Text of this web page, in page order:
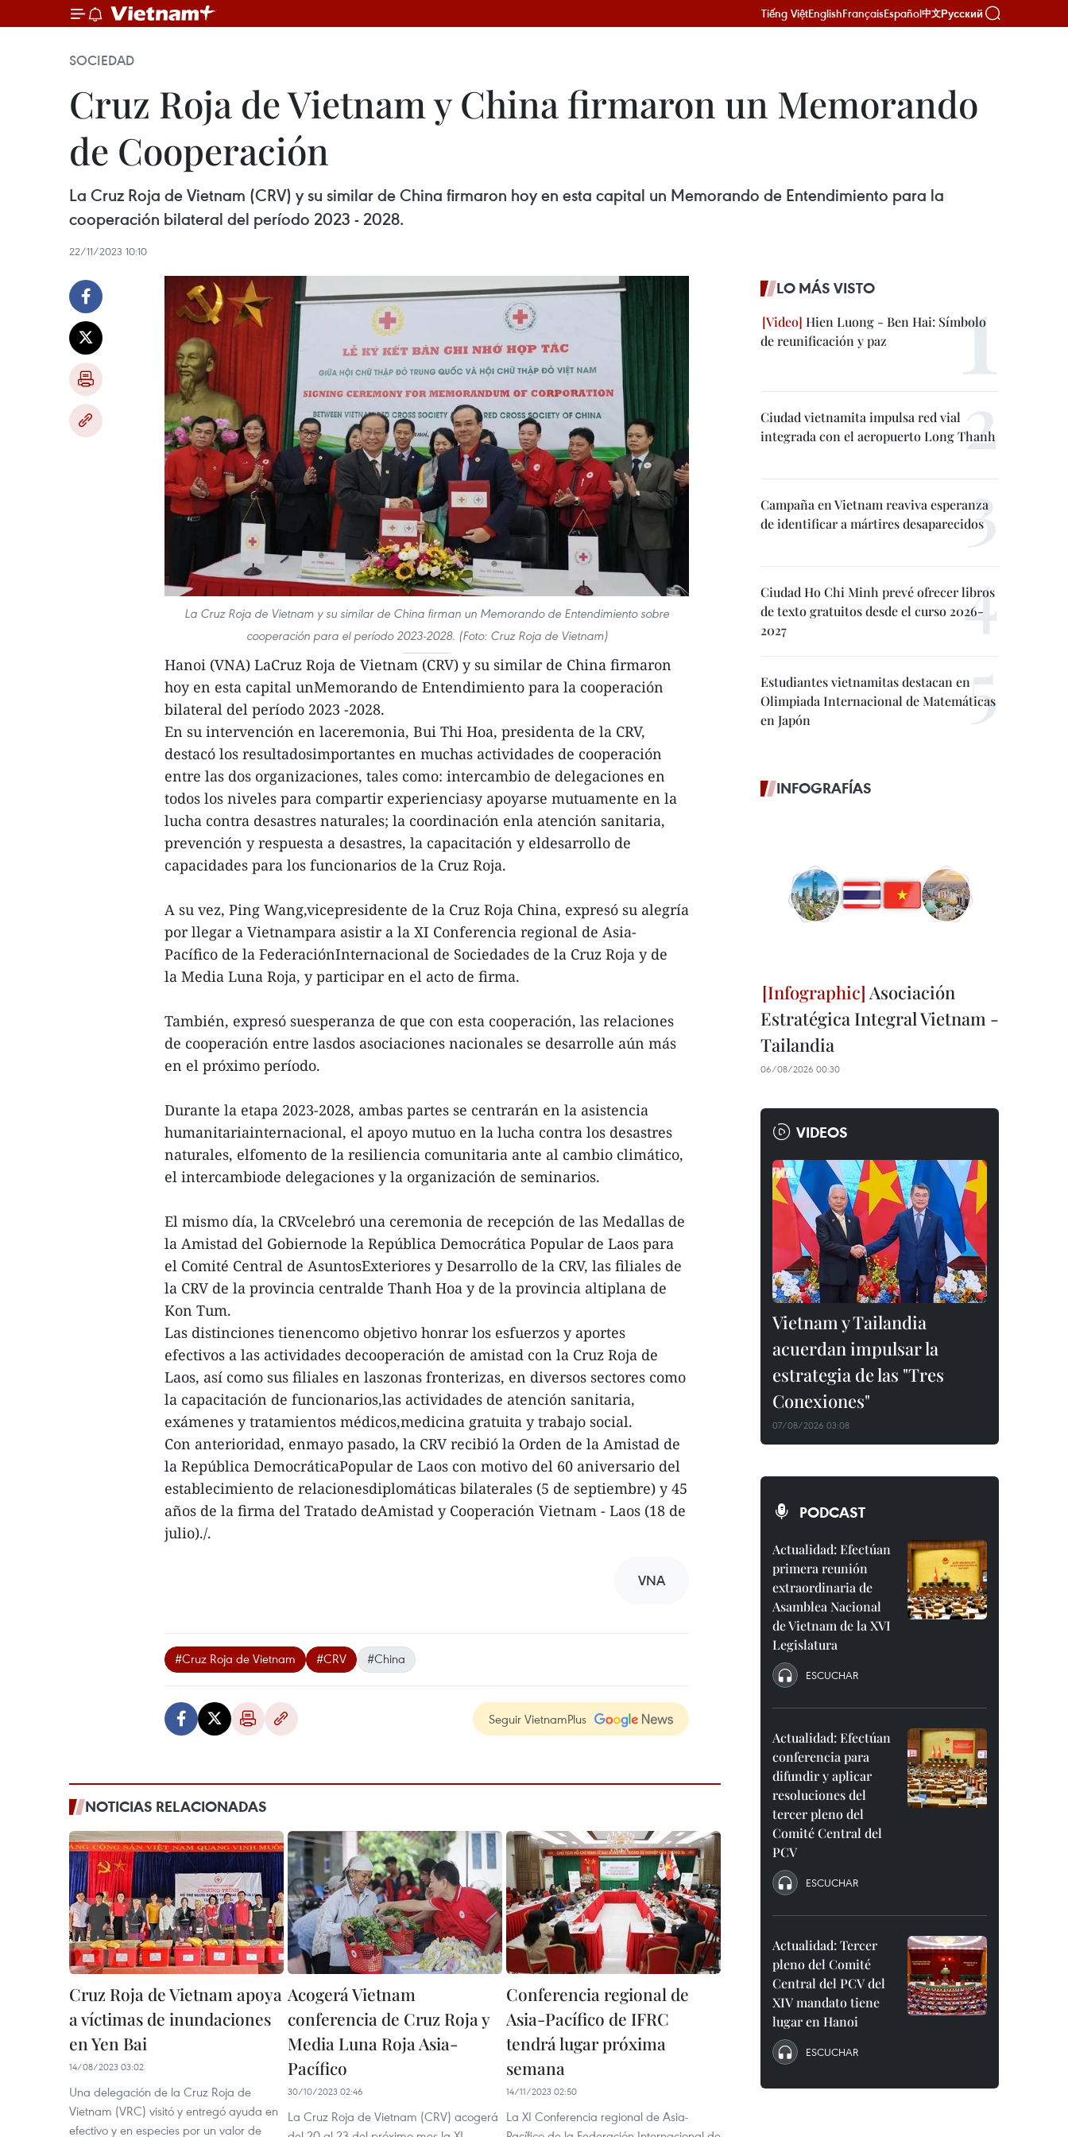
Tiếng ViệtEnglishFrançaisEspañol中文Русский
SOCIEDAD
Cruz Roja de Vietnam y China firmaron un Memorando
de Cooperación
La Cruz Roja de Vietnam (CRV) y su similar de China firmaron hoy en esta capital un Memorando de Entendimiento para la
cooperación bilateral del período 2023 - 2028.
22/11/2023 10:10
La Cruz Roja de Vietnam y su similar de China firman un Memorando de Entendimiento sobre
cooperación para el período 2023-2028. (Foto: Cruz Roja de Vietnam)
Hanoi (VNA) LaCruz Roja de Vietnam (CRV) y su similar de China firmaron
hoy en esta capital unMemorando de Entendimiento para la cooperación
bilateral del período 2023 -2028.
En su intervención en laceremonia, Bui Thi Hoa, presidenta de la CRV,
destacó los resultadosimportantes en muchas actividades de cooperación
entre las dos organizaciones, tales como: intercambio de delegaciones en
todos los niveles para compartir experienciasy apoyarse mutuamente en la
lucha contra desastres naturales; la coordinación enla atención sanitaria,
prevención y respuesta a desastres, la capacitación y eldesarrollo de
capacidades para los funcionarios de la Cruz Roja.
A su vez, Ping Wang,vicepresidente de la Cruz Roja China, expresó su alegría
por llegar a Vietnampara asistir a la XI Conferencia regional de Asia-
Pacífico de la FederaciónInternacional de Sociedades de la Cruz Roja y de
la Media Luna Roja, y participar en el acto de firma.
También, expresó suesperanza de que con esta cooperación, las relaciones
de cooperación entre lasdos asociaciones nacionales se desarrolle aún más
en el próximo período.
Durante la etapa 2023-2028, ambas partes se centrarán en la asistencia
humanitariainternacional, el apoyo mutuo en la lucha contra los desastres
naturales, elfomento de la resiliencia comunitaria ante al cambio climático,
el intercambiode delegaciones y la organización de seminarios.
El mismo día, la CRVcelebró una ceremonia de recepción de las Medallas de
la Amistad del Gobiernode la República Democrática Popular de Laos para
el Comité Central de AsuntosExteriores y Desarrollo de la CRV, las filiales de
la CRV de la provincia centralde Thanh Hoa y de la provincia altiplana de
Kon Tum.
Las distinciones tienencomo objetivo honrar los esfuerzos y aportes
efectivos a las actividades decooperación de amistad con la Cruz Roja de
Laos, así como sus filiales en laszonas fronterizas, en diversos sectores como
la capacitación de funcionarios,las actividades de atención sanitaria,
exámenes y tratamientos médicos,medicina gratuita y trabajo social.
Con anterioridad, enmayo pasado, la CRV recibió la Orden de la Amistad de
la República DemocráticaPopular de Laos con motivo del 60 aniversario del
establecimiento de relacionesdiplomáticas bilaterales (5 de septiembre) y 45
años de la firma del Tratado deAmistad y Cooperación Vietnam - Laos (18 de
julio)./.
VNA
#Cruz Roja de Vietnam #CRV #China
Seguir VietnamPlus
NOTICIAS RELACIONADAS
Cruz Roja de Vietnam apoya
a víctimas de inundaciones
en Yen Bai
14/08/2023 03:02
Una delegación de la Cruz Roja de
Vietnam (VRC) visitó y entregó ayuda en
efectivo y en especies por un valor de
Acogerá Vietnam
conferencia de Cruz Roja y
Media Luna Roja Asia-
Pacífico
30/10/2023 02:46
La Cruz Roja de Vietnam (CRV) acogerá
Conferencia regional de
Asia-Pacífico de IFRC
tendrá lugar próxima
semana
14/11/2023 02:50
La XI Conferencia regional de Asia-
LO MÁS VISTO
Hien Luong - Ben Hai: Símbolo
de reunificación y paz
Ciudad vietnamita impulsa red vial
integrada con el aeropuerto Long Thanh
Campaña en Vietnam reaviva esperanza
de identificar a mártires desaparecidos
Ciudad Ho Chi Minh prevé ofrecer libros
de texto gratuitos desde el curso 2026-
2027
Estudiantes vietnamitas destacan en
Olimpiada Internacional de Matemáticas
en Japón
INFOGRAFÍAS
Asociación
Estratégica Integral Vietnam -
Tailandia
06/08/2026 00:30
VIDEOS
Vietnam y Tailandia
acuerdan impulsar la
estrategia de las "Tres
Conexiones"
07/08/2026 03:08
PODCAST
Actualidad: Efectúan
primera reunión
extraordinaria de
Asamblea Nacional
de Vietnam de la XVI
Legislatura
ESCUCHAR
Actualidad: Efectúan
conferencia para
difundir y aplicar
resoluciones del
tercer pleno del
Comité Central del
PCV
ESCUCHAR
Actualidad: Tercer
pleno del Comité
Central del PCV del
XIV mandato tiene
lugar en Hanoi
ESCUCHAR